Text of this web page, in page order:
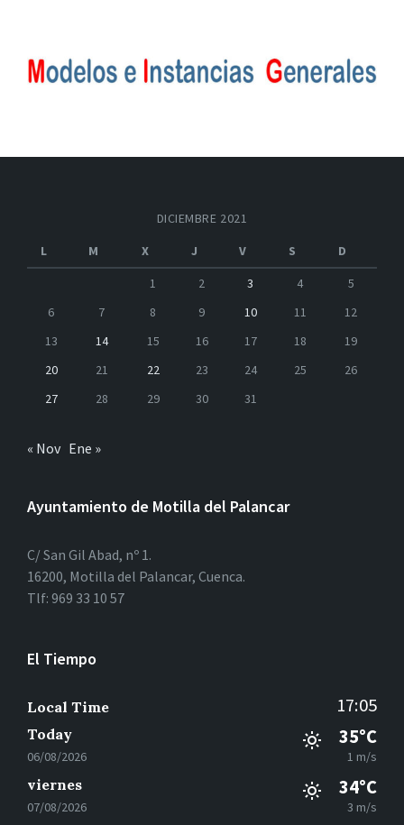
DICIEMBRE 2021
L
M X J V S
D
1
2 3 4
5
6
7 8 9 10 11
12
13
14 15 16 17 18
19
20
21 22 23 24 25
26
27
28 29 30 31
« Nov Ene »
Ayuntamiento de Motilla del Palancar
C/ San Gil Abad, nº 1.
16200, Motilla del Palancar, Cuenca.
Tlf: 969 33 10 57
El Tiempo
Local Time 17:05
Today
06/08/2026
35°C
1 m/s
viernes
07/08/2026
34°C
3 m/s